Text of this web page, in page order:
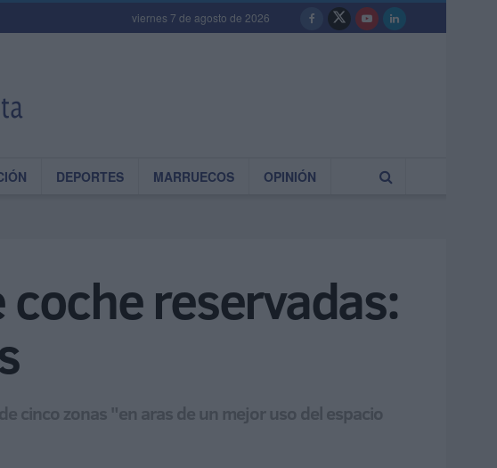
viernes 7 de agosto de 2026
DEPORTES MARRUECOS OPINIÓN
coche reservadas:
cinco zonas "en aras de un mejor uso del espacio